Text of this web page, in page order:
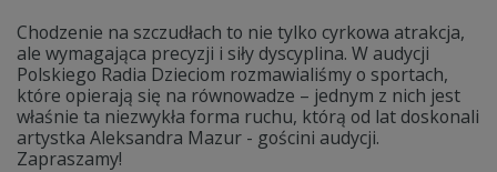
Chodzenie na szczudłach to nie tylko cyrkowa atrakcja,
ale wymagająca precyzji i siły dyscyplina. W audycji
Polskiego Radia Dzieciom rozmawialiśmy o sportach,
które opierają się na równowadze – jednym z nich jest
właśnie ta niezwykła forma ruchu, którą od lat doskonali
artystka Aleksandra Mazur - gościni audycji.
Zapraszamy!